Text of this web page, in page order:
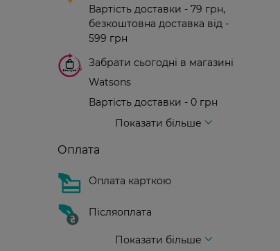
Вартість доставки - 79 грн,
безкоштовна доставка від -
599 грн
Забрати сьогодні в магазині
Watsons
Вартість доставки - 0 грн
Показати більше
Оплата
Оплата карткою
Післяоплата
Показати більше